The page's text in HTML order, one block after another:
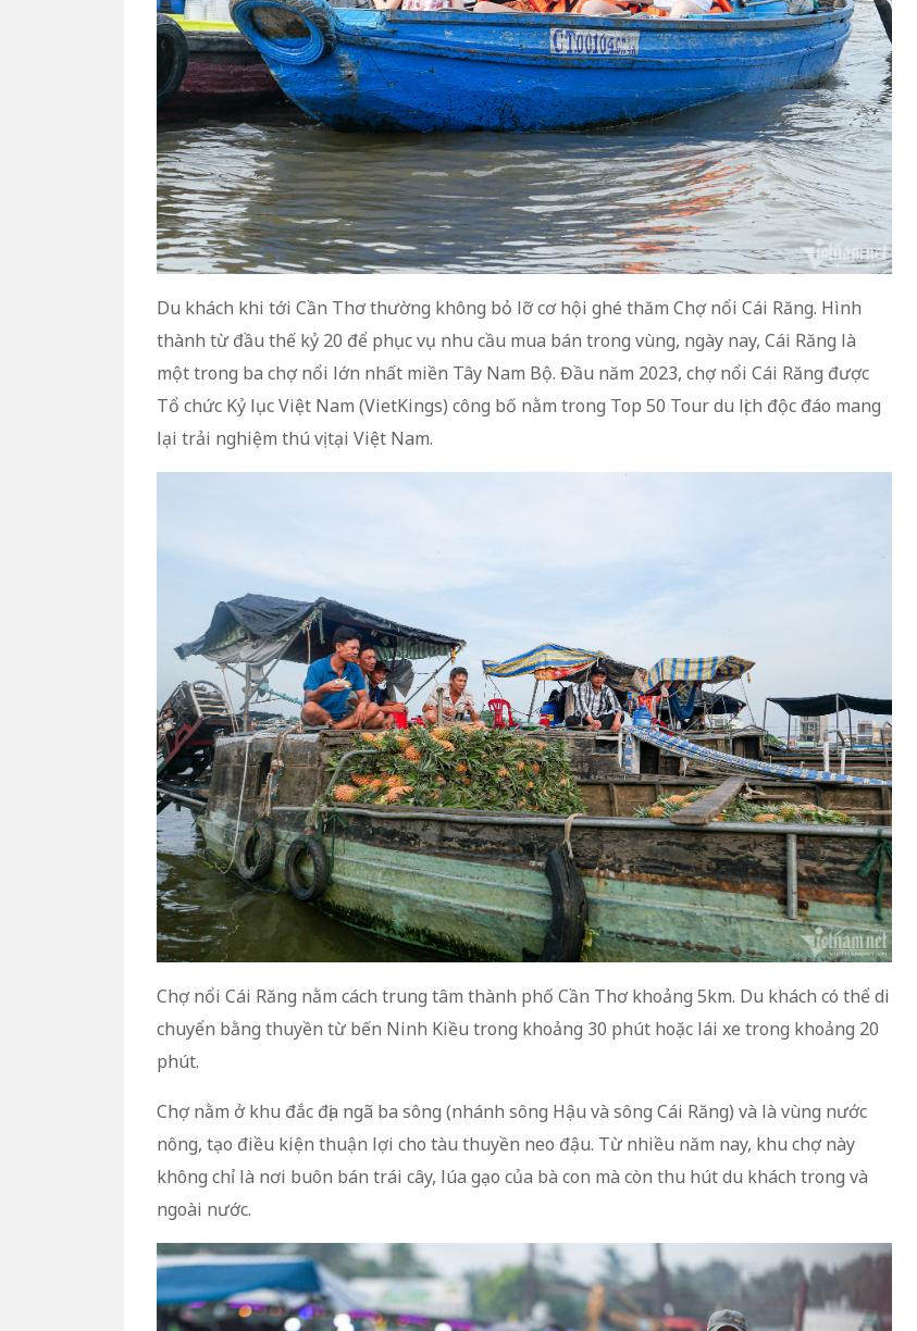
Du khách khi tới Cần Thơ thường không bỏ lỡ cơ hội ghé thăm Chợ nổi Cái Răng. Hình
thành từ đầu thế kỷ 20 để phục vụ nhu cầu mua bán trong vùng, ngày nay, Cái Răng là
một trong ba chợ nổi lớn nhất miền Tây Nam Bộ. Đầu năm 2023, chợ nổi Cái Răng được
Tổ chức Kỷ lục Việt Nam (VietKings) công bố nằm trong Top 50 Tour du lịch độc đáo mang
lại trải nghiệm thú vị tại Việt Nam.
Chợ nổi Cái Răng nằm cách trung tâm thành phố Cần Thơ khoảng 5km. Du khách có thể di
chuyển bằng thuyền từ bến Ninh Kiều trong khoảng 30 phút hoặc lái xe trong khoảng 20
phút.
Chợ nằm ở khu đắc địa ngã ba sông (nhánh sông Hậu và sông Cái Răng) và là vùng nước
nông, tạo điều kiện thuận lợi cho tàu thuyền neo đậu. Từ nhiều năm nay, khu chợ này
không chỉ là nơi buôn bán trái cây, lúa gạo của bà con mà còn thu hút du khách trong và
ngoài nước.